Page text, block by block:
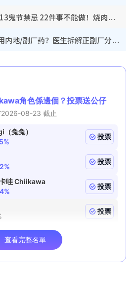
鬼门开2026｜8.13鬼节禁忌 22件事不能做！烧肉、刺身要少食？半夜勿吹口哨/打给个电话
网传公立医院改用内地/副厂药？医生拆解正副厂分别，揭4类人换药随时出事